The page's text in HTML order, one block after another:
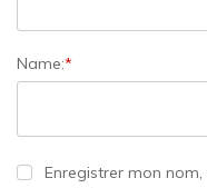
Name:*
Enregistrer mon